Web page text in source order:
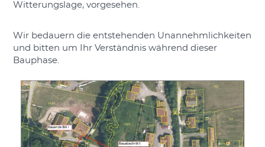
Witterungslage, vorgesehen.
Wir bedauern die entstehenden Unannehmlichkeiten
und bitten um Ihr Verständnis während dieser
Bauphase.